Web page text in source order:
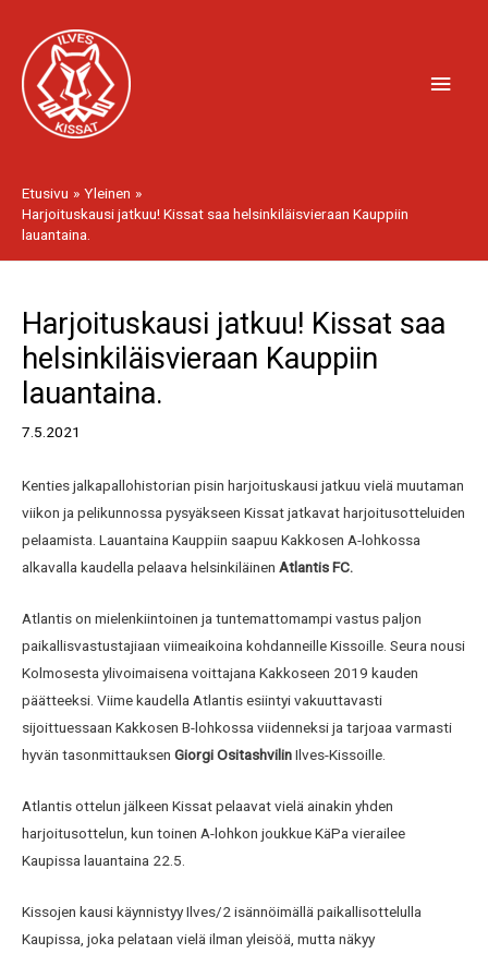
sisältöön
Etusivu
Yleinen
Harjoituskausi jatkuu! Kissat saa helsinkiläisvieraan Kauppiin
lauantaina.
Harjoituskausi jatkuu! Kissat saa
helsinkiläisvieraan Kauppiin
lauantaina.
7.5.2021
Kenties jalkapallohistorian pisin harjoituskausi jatkuu vielä muutaman
viikon ja pelikunnossa pysyäkseen Kissat jatkavat harjoitusotteluiden
pelaamista. Lauantaina Kauppiin saapuu Kakkosen A-lohkossa
alkavalla kaudella pelaava helsinkiläinen Atlantis FC.
Atlantis on mielenkiintoinen ja tuntemattomampi vastus paljon
paikallisvastustajiaan viimeaikoina kohdanneille Kissoille. Seura nousi
Kolmosesta ylivoimaisena voittajana Kakkoseen 2019 kauden
päätteeksi. Viime kaudella Atlantis esiintyi vakuuttavasti
sijoittuessaan Kakkosen B-lohkossa viidenneksi ja tarjoaa varmasti
hyvän tasonmittauksen Giorgi OsitashvilinIlves-Kissoille.
Atlantis ottelun jälkeen Kissat pelaavat vielä ainakin yhden
harjoitusottelun, kun toinen A-lohkon joukkue KäPa vierailee
Kaupissa lauantaina 22.5.
Kissojen kausi käynnistyy Ilves/2 isännöimällä paikallisottelulla
Kaupissa, joka pelataan vielä ilman yleisöä, mutta näkyy
selaus